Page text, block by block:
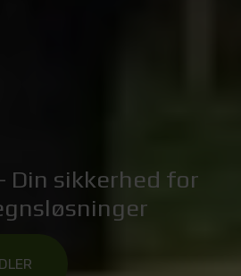
Din sikkerhed for